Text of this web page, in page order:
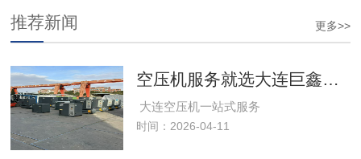
更多>>
推荐新闻
大连空压机一站式服务
时间：2026-04-11